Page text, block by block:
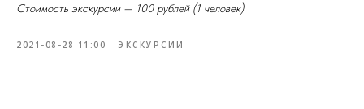
Стоимость экскурсии — 100 рублей (1 человек)
2021-08-28 11:00 ЭКСКУРСИИ